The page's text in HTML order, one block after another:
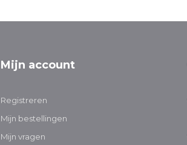
Mijn account
Registreren
Mijn bestellingen
Mijn vragen